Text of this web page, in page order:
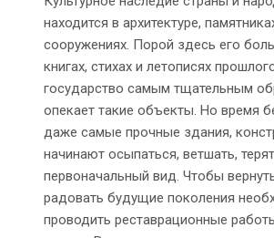
находится в архитектуре,
сооружениях. Порой здесь его
книгах, стихах и летописях
государство самым тщательным
опекает такие объекты. Но время
даже самые прочные здания,
начинают осыпаться, ветшать,
первоначальный вид. Чтобы
радовать будущие поколения
проводить реставрационные